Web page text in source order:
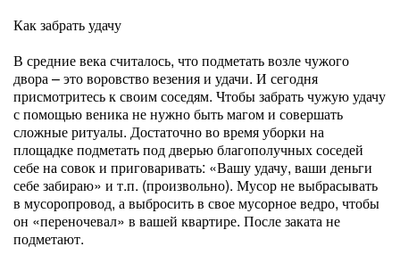
Как забрать удачу
В средние века считалось, что подметать возле чужого
двора – это воровство везения и удачи. И сегодня
присмотритесь к своим соседям. Чтобы забрать чужую удачу
с помощью веника не нужно быть магом и совершать
сложные ритуалы. Достаточно во время уборки на
площадке подметать под дверью благополучных соседей
себе на совок и приговаривать: «Вашу удачу, ваши деньги
себе забираю» и т.п. (произвольно). Мусор не выбрасывать
в мусоропровод, а выбросить в свое мусорное ведро, чтобы
он «переночевал» в вашей квартире. После заката не
подметают.